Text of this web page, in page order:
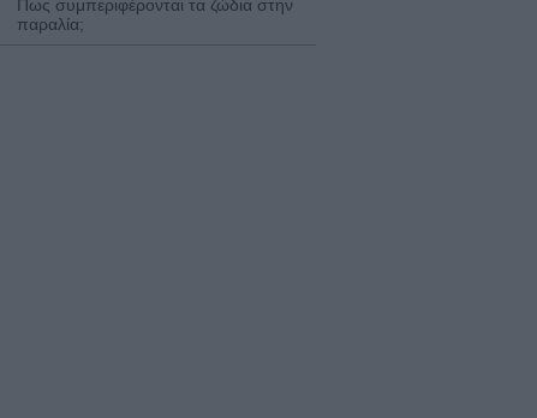
Πως συμπεριφέρονται τα ζώδια στην
παραλία;